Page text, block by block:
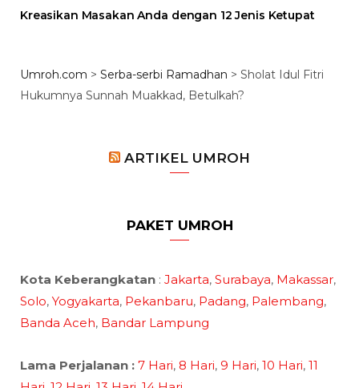
Kreasikan Masakan Anda dengan 12 Jenis Ketupat
Umroh.com > Serba-serbi Ramadhan > Sholat Idul Fitri
Hukumnya Sunnah Muakkad, Betulkah?
ARTIKEL UMROH
PAKET UMROH
Kota Keberangkatan : Jakarta, Surabaya, Makassar,
Solo, Yogyakarta, Pekanbaru, Padang, Palembang,
Banda Aceh, Bandar Lampung
Lama Perjalanan : 7 Hari, 8 Hari, 9 Hari, 10 Hari, 11